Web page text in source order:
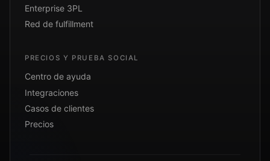
Enterprise 3PL
Red de fulfillment
PRECIOS Y PRUEBA SOCIAL
Centro de ayuda
Integraciones
Casos de clientes
Precios